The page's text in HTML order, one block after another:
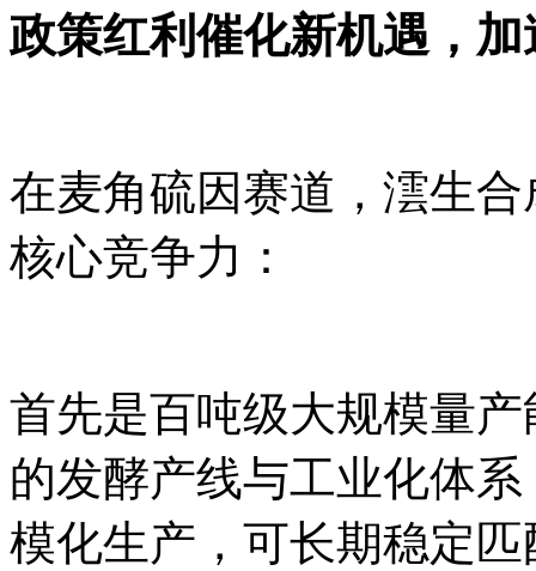
政策红利催化新机遇，
在麦角硫因赛道，澐生
核心竞争力：
首先是百吨级大规模量
的发酵产线与工业化体
模化生产，可长期稳定